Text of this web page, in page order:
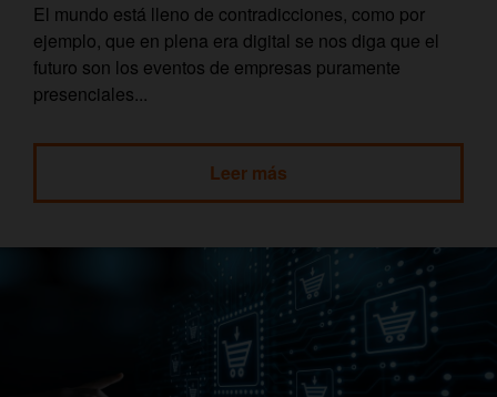
El mundo está lleno de contradicciones, como por
ejemplo, que en plena era digital se nos diga que el
futuro son los eventos de empresas puramente
presenciales...
Leer más